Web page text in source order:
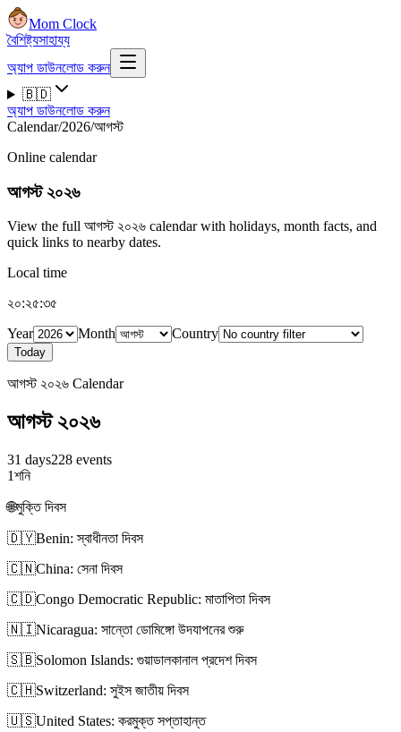
Mom Clock
বৈশিষ্ট্যসাহায্য
অ্যাপ ডাউনলোড করুন
🇧🇩
অ্যাপ ডাউনলোড করুন
Calendar/2026/আগস্ট
Online calendar
আগস্ট ২০২৬
View the full আগস্ট ২০২৬ calendar with holidays, month facts, and
quick links to nearby dates.
Local time
২০:২৫:৩৬
Year
Month Country
Today
আগস্ট ২০২৬ Calendar
আগস্ট ২০২৬
31 days228 events
1শনি
🌐মুক্তি দিবস
🇩🇾Benin: স্বাধীনতা দিবস
🇨🇳China: সেনা দিবস
🇨🇩Congo Democratic Republic: মাতাপিতা দিবস
🇳🇮Nicaragua: সান্তো ডোমিঙ্গো উদযাপনের শুরু
🇸🇧Solomon Islands: গুয়াডালকানাল প্রদেশ দিবস
🇨🇭Switzerland: সুইস জাতীয় দিবস
🇺🇸United States: করমুক্ত সপ্তাহান্ত